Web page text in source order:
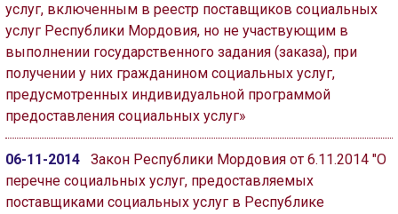
услуг, включенным в реестр поставщиков социальных
услуг Республики Мордовия, но не участвующим в
выполнении государственного задания (заказа), при
получении у них гражданином социальных услуг,
предусмотренных индивидуальной программой
предоставления социальных услуг»
06-11-2014
Закон Республики Мордовия от 6.11.2014 "О
перечне социальных услуг, предоставляемых
поставщиками социальных услуг в Республике